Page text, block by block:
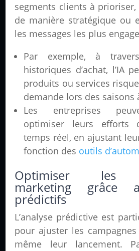
segments clients à prioriser,
de manière stratégique ou
les messages les plus
Par exemple, à
historiques d’achat, l’IA
produits ou services
demande lors des saisons
Les entreprises
optimiser leurs efforts
temps réel, en ajustant
fonction des outils
Optimiser les
marketing grâce
prédictifs
L’analyse prédictive est
pour ajuster les
même leur lancement.